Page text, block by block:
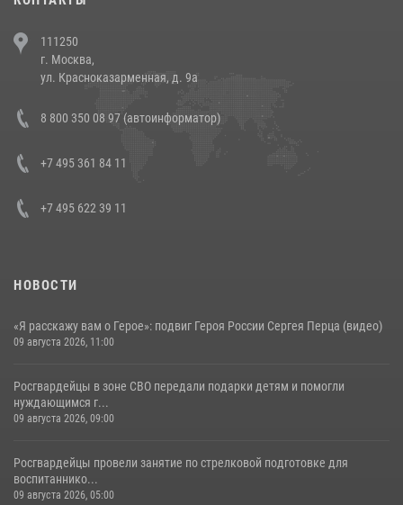
напавших на бригаду скорой помощи (видео)
14 июля 2026, 12:20
Состоялась рабочая встреча директора Росгвардии Героя России
генерала армии Виктора Золотова с заместителем полномочного
представителя Президента Российской Федерации в Северо-
Кавказском федеральном округе Виталием Кузнецовым
111250
г. Москва,
ул. Красноказарменная, д. 9а
8 800 350 08 97 (автоинформатор)
+7 495 361 84 11
+7 495 622 39 11
НОВОСТИ
«Я расскажу вам о Герое»: подвиг Героя России Сергея Перца (видео)
09 августа 2026, 11:00
Росгвардейцы в зоне СВО передали подарки детям и помогли
нуждающимся г...
09 августа 2026, 09:00
Росгвардейцы провели занятие по стрелковой подготовке для
воспитаннико...
09 августа 2026, 05:00